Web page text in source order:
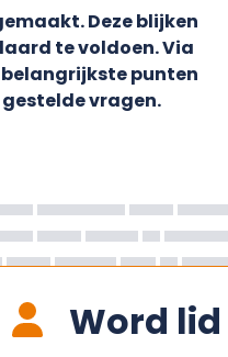
Deze blijken
te voldoen. Via
belangrijkste punten
vragen.
Word lid